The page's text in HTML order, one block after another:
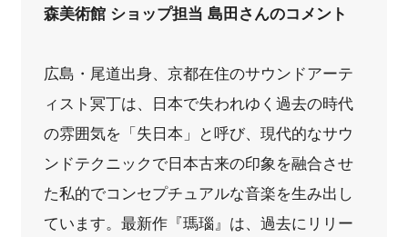
森美術館 ショップ担当 島田さんのコメント
広島・尾道出身、京都在住のサウンドアーテ
ィスト冥丁は、日本で失われゆく過去の時代
の雰囲気を「失日本」と呼び、現代的なサウ
ンドテクニックで日本古来の印象を融合させ
た私的でコンセプチュアルな音楽を生み出し
ています。最新作『瑪瑙』は、過去にリリー